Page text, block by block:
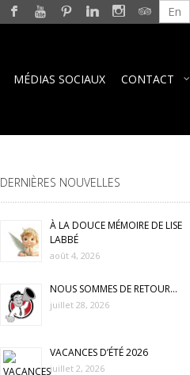
En
MÉDIAS SOCIAUX CONTACT
DERNIÈRES NOUVELLES
À LA DOUCE MÉMOIRE DE LISE
LABBÉ
août 4, 2026
NOUS SOMMES DE RETOUR…
juillet 28, 2026
VACANCES D’ÉTÉ 2026
juillet 2, 2026